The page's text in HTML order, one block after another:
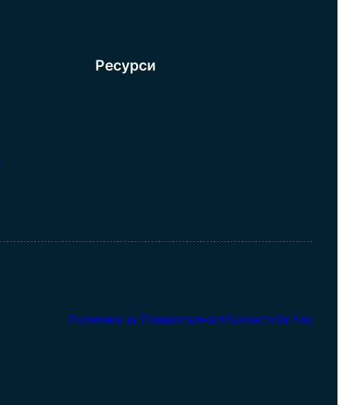
Ресурси
Политика за ПоверителностКонтактиЗа Нас